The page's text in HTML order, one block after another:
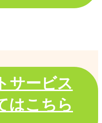
サービス
はこちら